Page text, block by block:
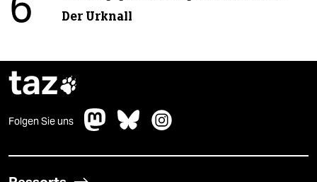
6 Der Urknall
taz
Folgen Sie uns